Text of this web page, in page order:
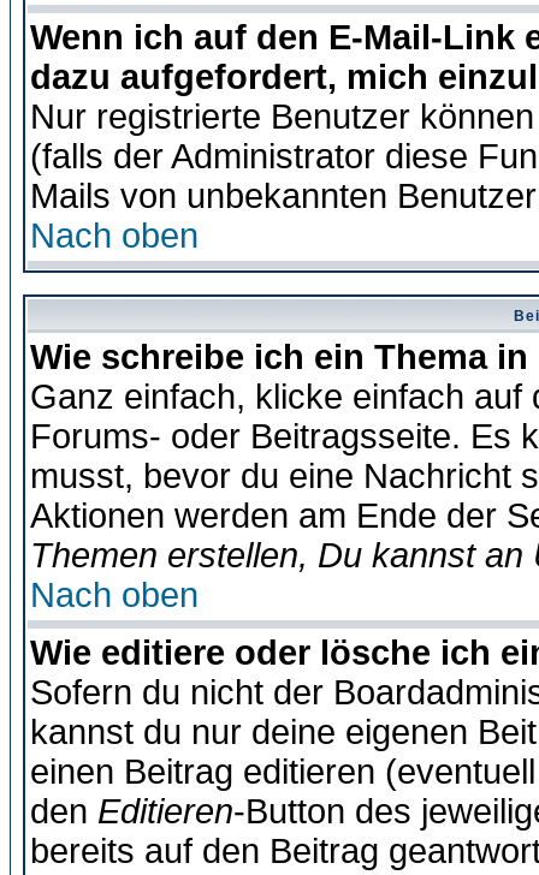
Wenn ich auf den E-Mail-Link
dazu aufgefordert, mich
Nur registrierte Benutzer
(falls der Administrator diese
Mails von unbekannten
Nach oben
Wie schreibe ich ein Thema
Ganz einfach, klicke einfach
Forums- oder Beitragsseite. Es
musst, bevor du eine Nachricht
Aktionen werden am Ende der
Themen erstellen, Du kannst
Nach oben
Wie editiere oder lösche ich
Sofern du nicht der
kannst du nur deine eigenen
einen Beitrag editieren
den Editieren-Button des
bereits auf den Beitrag